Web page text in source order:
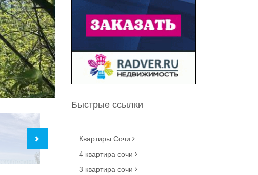
Быстрые ссылки
Квартиры Сочи
4 квартира сочи
3 квартира сочи